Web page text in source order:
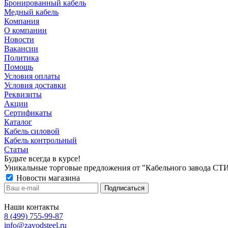
Бронированный кабель
Медный кабель
Компания
О компании
Новости
Вакансии
Политика
Помощь
Условия оплаты
Условия доставки
Реквизиты
Акции
Сертификаты
Каталог
Кабель силовой
Кабель контрольный
Статьи
Будьте всегда в курсе!
Уникальные торговые предложения от "Кабельного завода
Новости магазина
Наши контакты
8 (499) 755-99-87
info@zavodsteel.ru